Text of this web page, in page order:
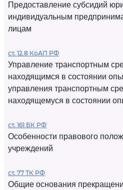
Предоставление субсидий
индивидуальным
лицам
ст. 12.8 КоАП РФ
Управление транспортным
находящимся в состоянии
управления транспортным
находящемуся в состоянии
ст. 161 БК РФ
Особенности правового
учреждений
ст. 77 ТК РФ
Общие основания